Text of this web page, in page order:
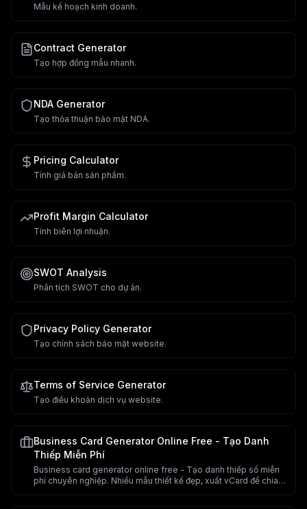
Mẫu kế hoạch kinh doanh.
Contract Generator
Tạo hợp đồng mẫu nhanh.
NDA Generator
Tạo thỏa thuận bảo mật NDA.
Pricing Calculator
Tính giá bán sản phẩm.
Profit Margin Calculator
Tính biên lợi nhuận.
SWOT Analysis
Phân tích SWOT cho dự án.
Privacy Policy Generator
Tạo chính sách bảo mật website.
Terms of Service Generator
Tạo điều khoản dịch vụ website.
Business Card Generator Online Free - Tạo Danh
Thiếp Miễn Phí
Business card generator online free - Tạo danh thiếp số miễn
phí chuyên nghiệp. Nhiều mẫu thiết kế đẹp, xuất vCard để chia